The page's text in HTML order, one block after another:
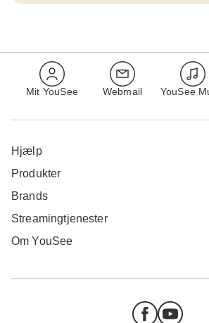
Mit YouSee Webmail YouSee
Hjælp
Produkter
Brands
Streamingtjenester
Om YouSee